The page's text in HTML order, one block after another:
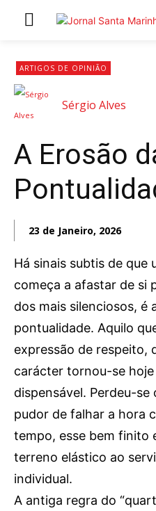
ÚLTIMAS NOTÍCIAS
Secções
MARCHAS POPULARES DE
ATUALIDADE
REGIÃO
CULTURA E LAZER
SOCIEDADE
OCORRÊNCIAS
EMPRESAS E INOVAÇÃO
DESPORTO
JOVENS PENSADORES
SENENSES PELO MUNDO
OPINIÃO DOS LEITORES
ANDANDO POR AÍ
ARTIGOS DE OPINIÃO
Sérgio Alves
A Erosão
23 de Janeiro, 2026
Há sinais subtis de que
começa a afastar de si
dos mais silenciosos, é
pontualidade. Aquilo
expressão de respeito,
carácter tornou-se
dispensável. Perdeu-
pudor de falhar a hora
tempo, esse bem finito
terreno elástico ao
individual.
A antiga regra do